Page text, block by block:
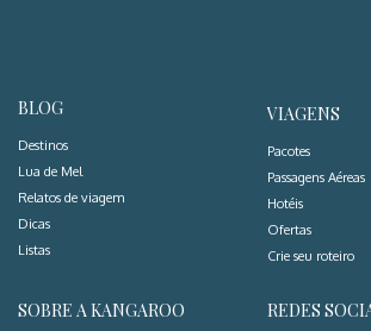
BLOG
Destinos
Lua de Mel
Relatos de viagem
Dicas
Listas
VIAGENS
Pacotes
Passagens Aéreas
Hotéis
Ofertas
Crie seu roteiro
SOBRE A KANGAROO REDES